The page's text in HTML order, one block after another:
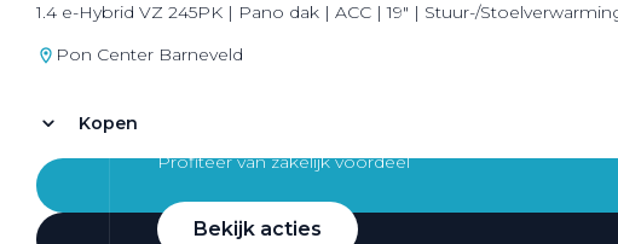
Profiteer van zakelijk voordeel
Bekijk acties
1.4 e-Hybrid VZ 245PK | Pano dak | ACC | 19" | Stuur-/
Pon Center Barneveld
Kopen